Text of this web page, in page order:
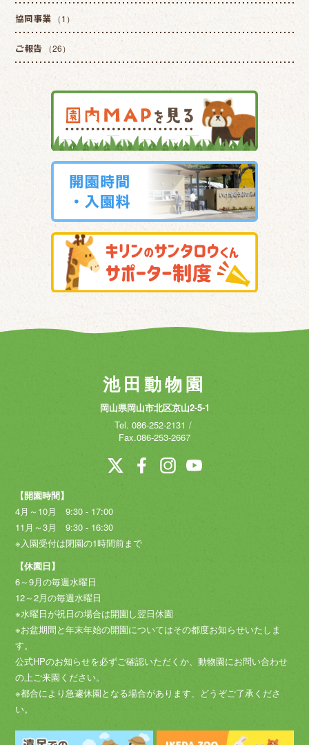
協同事業 （1）
ご報告 （26）
池田動物園
岡山県岡山市北区京山2-5-1
Tel. 086-252-2131
Fax.086-253-2667
【開園時間】
4月～10月 9:30 - 17:00
11月～3月 9:30 - 16:30
※入園受付は閉園の1時間前まで
【休園日】
6～9月の毎週水曜日
12～2月の毎週水曜日
※水曜日が祝日の場合は開園し翌日休園
※お盆期間と年末年始の開園についてはその都度お知らせいたしま
す。
公式HPのお知らせを必ずご確認いただくか、動物園にお問い合わせ
の上ご来園ください。
※都合により急遽休園となる場合があります、どうぞご了承くださ
い。